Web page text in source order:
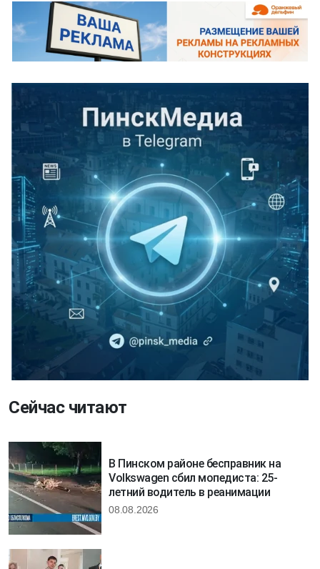
Сейчас читают
В Пинском районе бесправник на
Volkswagen сбил мопедиста: 25-
летний водитель в реанимации
08.08.2026